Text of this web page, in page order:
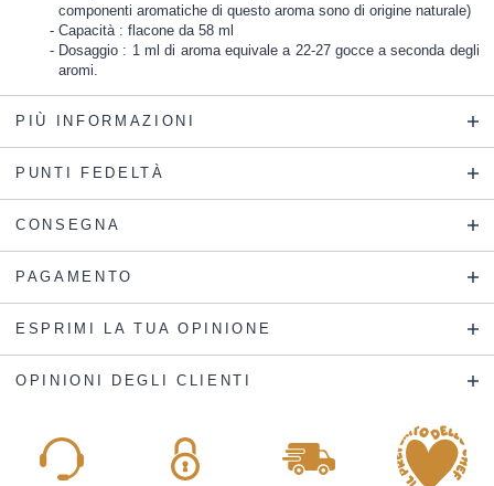
componenti aromatiche di questo aroma sono di origine naturale)
Capacità : flacone da 58 ml
Dosaggio : 1 ml di aroma equivale a 22-27 gocce a seconda degli
aromi.
PIÙ INFORMAZIONI
PUNTI FEDELTÀ
CONSEGNA
PAGAMENTO
ESPRIMI LA TUA OPINIONE
OPINIONI DEGLI CLIENTI